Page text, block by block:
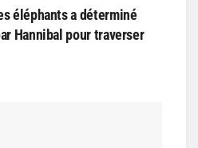
éléphants a déterminé
Hannibal pour traverser